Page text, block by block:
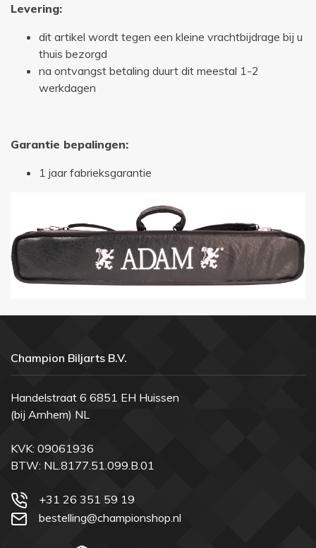
Levering:
dit artikel wordt tegen een kleine vrachtbijdrage bij u
thuis bezorgd
na ontvangst betaling duurt dit meestal 1-2
werkdagen
Garantie bepalingen:
1 jaar fabrieksgarantie
Champion Biljarts B.V.
Handelstraat 6 6851 EH Huissen
(bij Arnhem) NL
KVK: 09061936
BTW: NL.8177.51.099.B.01
+31 26 351 59 19
bestelling@championshop.nl